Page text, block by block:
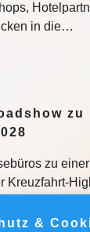
in die…
zu
zu
Kreuzfahrt-
Austausch und
&